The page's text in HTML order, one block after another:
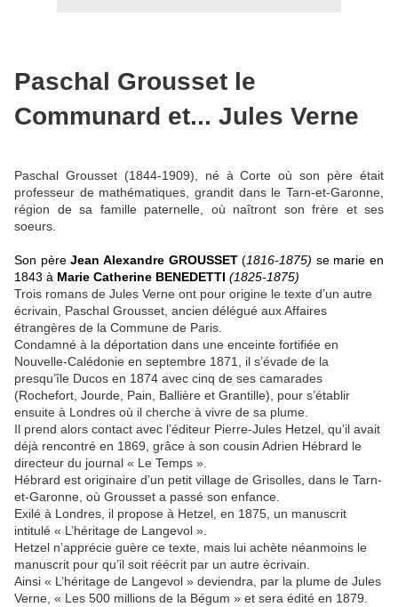
Paschal Grousset le
Communard et... Jules Verne
Paschal Grousset (1844-1909), né à Corte où son père était
professeur de mathématiques, grandit dans le Tarn-et-Garonne,
région de sa famille paternelle, où naîtront son frère et ses
soeurs.
Son pèreJean Alexandre GROUSSET(1816-1875) se marie en
1843 à Marie Catherine BENEDETTI (1825-1875)
Trois romans de Jules Verne ont pour origine le texte d’un autre
écrivain, Paschal Grousset, ancien délégué aux Affaires
étrangères de la Commune de Paris.
Condamné à la déportation dans une enceinte fortifiée en
Nouvelle-Calédonie en septembre 1871, il s’évade de la
presqu’île Ducos en 1874 avec cinq de ses camarades
(Rochefort, Jourde, Pain, Ballière et Grantille), pour s’établir
ensuite à Londres où il cherche à vivre de sa plume.
Il prend alors contact avec l’éditeur Pierre-Jules Hetzel, qu’il avait
déjà rencontré en 1869, grâce à son cousin Adrien Hébrard le
directeur du journal « Le Temps ».
Hébrard est originaire d’un petit village de Grisolles, dans le Tarn-
et-Garonne, où Grousset a passé son enfance.
Exilé à Londres, il propose à Hetzel, en 1875, un manuscrit
intitulé « L’héritage de Langevol ».
Hetzel n’apprécie guère ce texte, mais lui achète néanmoins le
manuscrit pour qu’il soit réécrit par un autre écrivain.
Ainsi « L’héritage de Langevol » deviendra, par la plume de Jules
Verne, « Les 500 millions de la Bégum » et sera édité en 1879.